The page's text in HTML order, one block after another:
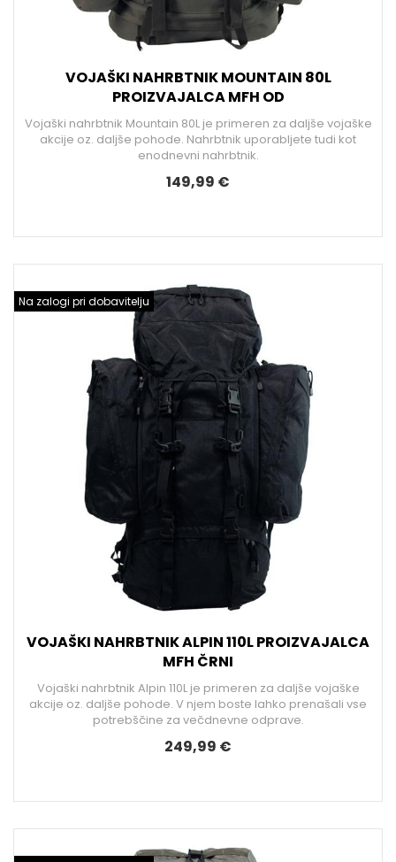
VOJAŠKI NAHRBTNIK MOUNTAIN 80L
PROIZVAJALCA MFH OD
Vojaški nahrbtnik Mountain 80L je primeren za daljše vojaške
akcije oz. daljše pohode. Nahrbtnik uporabljete tudi kot
enodnevni nahrbtnik.
149,99 €
Na zalogi pri dobavitelju
VOJAŠKI NAHRBTNIK ALPIN 110L PROIZVAJALCA
MFH ČRNI
Vojaški nahrbtnik Alpin 110L je primeren za daljše vojaške
akcije oz. daljše pohode. V njem boste lahko prenašali vse
potrebščine za večdnevne odprave.
249,99 €